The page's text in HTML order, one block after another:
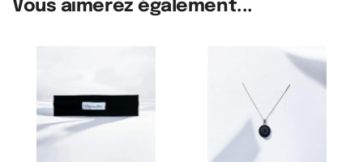
Vous aimerez également...